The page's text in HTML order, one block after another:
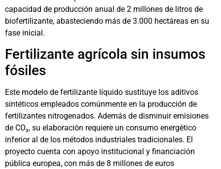
capacidad de producción anual de 2 millones de litros de
biofertilizante, abasteciendo más de 3.000 hectáreas en su
fase inicial.
Fertilizante agrícola sin insumos
fósiles
Este modelo de fertilizante líquido sustituye los aditivos
sintéticos empleados comúnmente en la producción de
fertilizantes nitrogenados. Además de disminuir emisiones
de CO₂, su elaboración requiere un consumo energético
inferior al de los métodos industriales tradicionales. El
proyecto cuenta con apoyo institucional y financiación
pública europea, con más de 8 millones de euros